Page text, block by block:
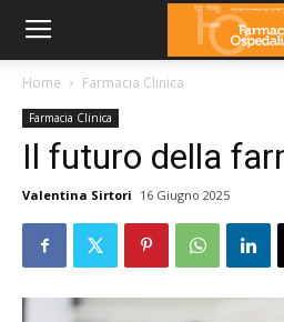
Home Farmacia Clinica
Farmacia Clinica
Il futuro della
Valentina Sirtori 16 Giugno 2025